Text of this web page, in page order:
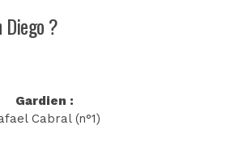
?
Gardien :
Cabral (n°1)